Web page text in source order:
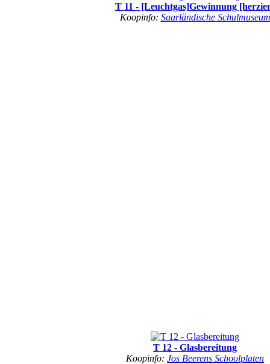
T 11 - [Leuchtgas]Gewinnung
Koopinfo: Saarländische Schulmuseum
T 12 - Glasbereitung
Koopinfo: Jos Beerens Schoolplaten